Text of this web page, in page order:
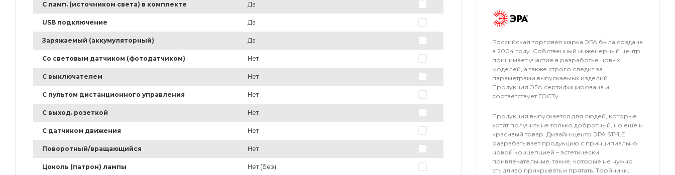
С ламп. (источником света) в комплекте Да
USB подключение Да
Заряжаемый (аккумуляторный) Да
Со световым датчиком (фотодатчиком) Нет
С выключателем Нет
С пультом дистанционного управления Нет
С выход. розеткой Нет
С датчиком движения Нет
Поворотный/вращающийся Нет
Цоколь (патрон) лампы Нет (без)
Российская торговая марка ЭРА была создана
в 2004 году. Собственный инженерный центр
принимает участие в разработке новых
моделей, а также строго следит за
параметрами выпускаемых изделий.
Продукция ЭРА сертифицирована и
соответствует ГОСТу.
Продукция выпускается для людей, которые
хотят получить не только добротный, но еще и
красивый товар. Дизайн-центр ЭРА STYLE
разрабатывает продукцию с принципиально
новой концепцией – эстетически
привлекательные, такие, которые не нужно
стыдливо прикрывать и прятать. Тройники,